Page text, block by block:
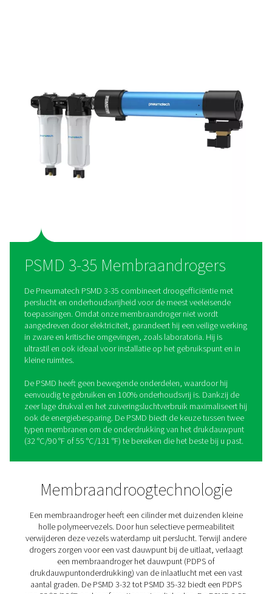
Gebouwd om te
anderen niet kunnen
De PSMD 3-35 is de ideale oplossing voor kleine ruimtes;
met veel trillingen, geluidsgevoelige of corrosiegevoelige
omgevingen met schommelende omgevingstemperaturen
PSMD 3-35